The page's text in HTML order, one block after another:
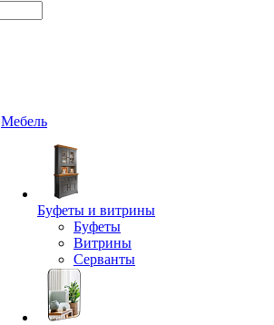
Мебель
Буфеты и витрины
Буфеты
Витрины
Серванты